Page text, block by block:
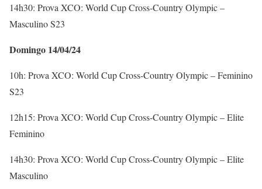
14h30: Prova XCO: World Cup Cross-Country Olympic –
Masculino S23
Domingo 14/04/24
10h: Prova XCO: World Cup Cross-Country Olympic – Feminino
S23
12h15: Prova XCO: World Cup Cross-Country Olympic – Elite
Feminino
14h30: Prova XCO: World Cup Cross-Country Olympic – Elite
Masculino